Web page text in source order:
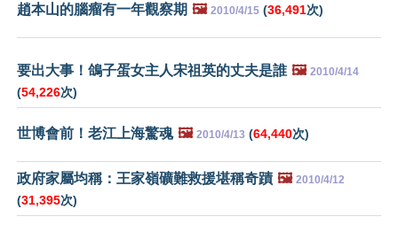
趙本山的腦瘤有一年觀察期 🖼️ 2010/4/15 (36,491次)
要出大事！鴿子蛋女主人宋祖英的丈夫是誰 🖼️ 2010/4/14
(54,226次)
世博會前！老江上海驚魂 🖼️ 2010/4/13 (64,440次)
政府家屬均稱：王家嶺礦難救援堪稱奇蹟 🖼️ 2010/4/12
(31,395次)